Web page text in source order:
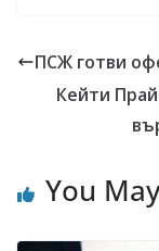
ПСЖ готви
Кейти
You